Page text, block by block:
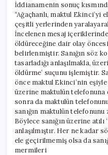
İddianamenin sonuç
“Ağaçhanlı, maktul Ekinci’yi
çeşitli yerlerinden
İncelenen mesaj içeriklerinde
öldüreceğine dair olay
belirlenmiştir. Sanığın söz
tasarladığı anlaşılmakla,
öldürme’ suçunu işlemiştir.
önce maktul Ekinci’nin
üzerine maktulün telefonuna
sonra da maktulün
sanığın maktulün telefonunu
Böylece sanığın üzerine
anlaşılmıştır. Her ne kadar
ele geçirilmemiş olsa da
mermileri